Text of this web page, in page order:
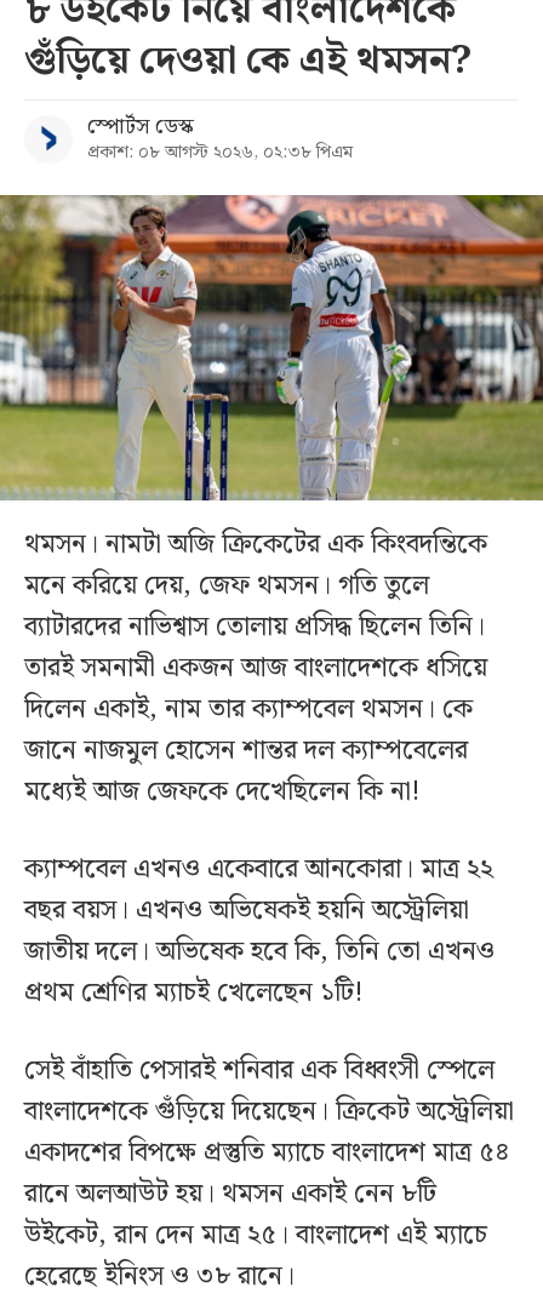
গুঁড়িয়ে দেওয়া কে এই থমসন?
স্পোর্টস ডেস্ক
প্রকাশ: ০৮ আগস্ট ২০২৬, ০২:৩৮ পিএম
থমসন। নামটা অজি ক্রিকেটের এক কিংবদন্তিকে
মনে করিয়ে দেয়, জেফ থমসন। গতি তুলে
ব্যাটারদের নাভিশ্বাস তোলায় প্রসিদ্ধ ছিলেন তিনি।
তারই সমনামী একজন আজ বাংলাদেশকে ধসিয়ে
দিলেন একাই, নাম তার ক্যাম্পবেল থমসন। কে
জানে নাজমুল হোসেন শান্তর দল ক্যাম্পবেলের
মধ্যেই আজ জেফকে দেখেছিলেন কি না!
ক্যাম্পবেল এখনও একেবারে আনকোরা। মাত্র ২২
বছর বয়স। এখনও অভিষেকই হয়নি অস্ট্রেলিয়া
জাতীয় দলে। অভিষেক হবে কি, তিনি তো এখনও
প্রথম শ্রেণির ম্যাচই খেলেছেন ১টি!
সেই বাঁহাতি পেসারই শনিবার এক বিধ্বংসী স্পেলে
বাংলাদেশকে গুঁড়িয়ে দিয়েছেন। ক্রিকেট অস্ট্রেলিয়া
একাদশের বিপক্ষে প্রস্তুতি ম্যাচে বাংলাদেশ মাত্র ৫৪
রানে অলআউট হয়। থমসন একাই নেন ৮টি
উইকেট, রান দেন মাত্র ২৫। বাংলাদেশ এই ম্যাচে
হেরেছে ইনিংস ও ৩৮ রানে।